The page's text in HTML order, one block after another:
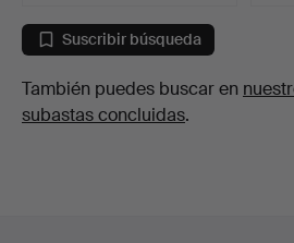
Suscribir búsqueda
También puedes buscar en
subastas concluidas.